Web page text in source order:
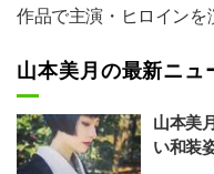
作品で主演・ヒロインを
山本美月の最新ニュ
山本美
い和装